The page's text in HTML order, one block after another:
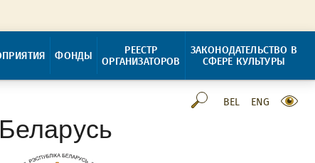
ФОНДЫ
РЕЕСТР
ОРГАНИЗАТОРОВ
ЗАКОНОДАТЕЛЬСТВО В
СФЕРЕ КУЛЬТУРЫ
BEL ENG